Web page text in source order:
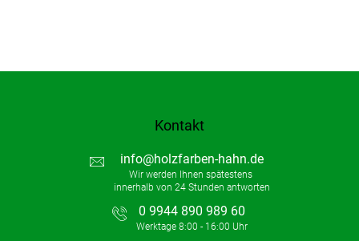
Kontakt
info@holzfarben-hahn.de
0 9944 890 989 60